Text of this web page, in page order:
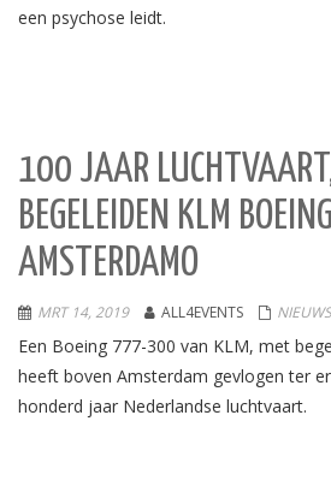
een psychose leidt.
100 JAAR
BEGELEIDEN KLM
AMSTERDAMO
MRT 14, 2019 ALL4EVENTS NIEUWS
Een Boeing 777-300 van KLM, met
heeft boven Amsterdam gevlogen ter
honderd jaar Nederlandse luchtvaart.